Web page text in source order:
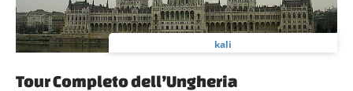
kali
Tour Completo dell’Ungheria